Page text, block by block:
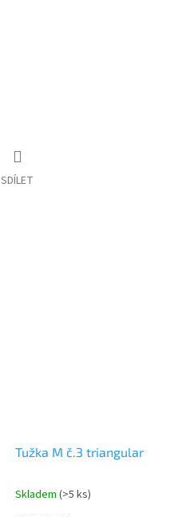
SDÍLET
Tužka M č.3 triangular
Skladem (>5 ks)